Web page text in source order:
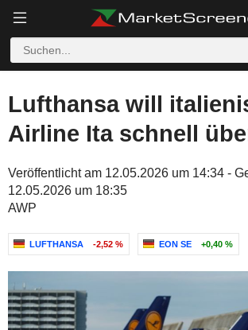
Lufthansa will
Airline Ita schnell
Veröffentlicht am 12.05.2026 um 14:34 -
12.05.2026 um 18:35
AWP
LUFTHANSA -2,52 % EON SE +0,40 %